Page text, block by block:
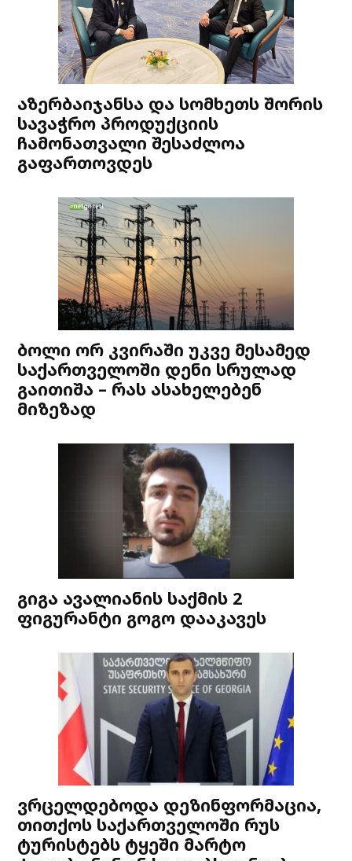
აზერბაიჯანსა და სომხეთს შორის
სავაჭრო პროდუქციის
ჩამონათვალი შესაძლოა
გაფართოვდეს
ბოლი ორ კვირაში უკვე მესამედ
საქართველოში დენი სრულად
გაითიშა – რას ასახელებენ
მიზეზად
გიგა ავალიანის საქმის 2
ფიგურანტი გოგო დააკავეს
ვრცელდებოდა დეზინფორმაცია,
თითქოს საქართველოში რუს
ტურისტებს ტყეში მარტო